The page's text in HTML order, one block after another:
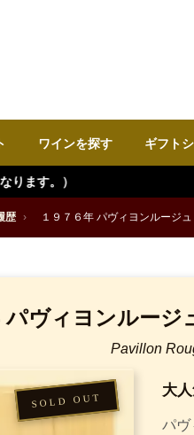
ワインを探す ギフト
歴 › １９７６年 パヴィヨンルージ
パヴィヨンルー
Pavillon
大
パヴ